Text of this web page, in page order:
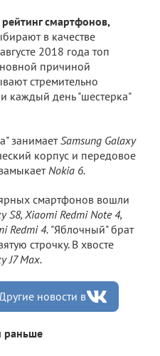
рейтинг смартфонов,
в качестве
2018 года топ
причиной
стремительно
каждый день "шестерка"
занимаетSamsung Galaxy
корпус и передовое
Nokia 6.
смартфонов вошли
S8, Xiaomi Redmi Note 4,
Redmi 4. "Яблочный" брат
строчку. В хвосте
J7 Max.
Другие новости в
раньше